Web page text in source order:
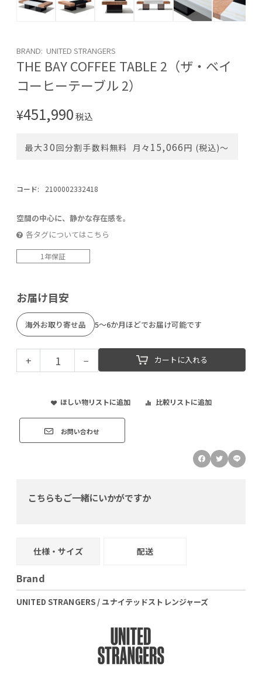
BRAND: UNITED STRANGERS
THE BAY COFFEE TABLE 2（ザ・ベイ
コーヒーテーブル 2）
¥451,990税込
最大30回分割手数料無料 月々 15,066円 (税込)〜
コード: 2100002332418
空間の中心に、静かな存在感を。
各タグについてはこちら
1年保証
お届け目安
海外お取り寄せ品 5～6か月ほどでお届け可能です
+ − カートに入れる
ほしい物リストに追加 比較リストに追加
お問い合わせ
こちらもご一緒にいかがですか
仕様・サイズ 配送
Brand
UNITED STRANGERS / ユナイテッドストレンジャーズ